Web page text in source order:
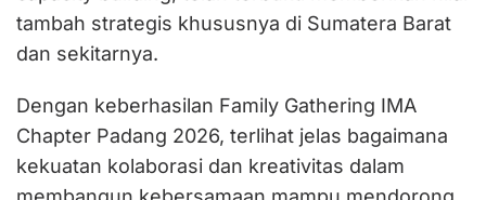
tambah strategis khususnya di Sumatera Barat
dan sekitarnya.
Dengan keberhasilan Family Gathering IMA
Chapter Padang 2026, terlihat jelas bagaimana
kekuatan kolaborasi dan kreativitas dalam